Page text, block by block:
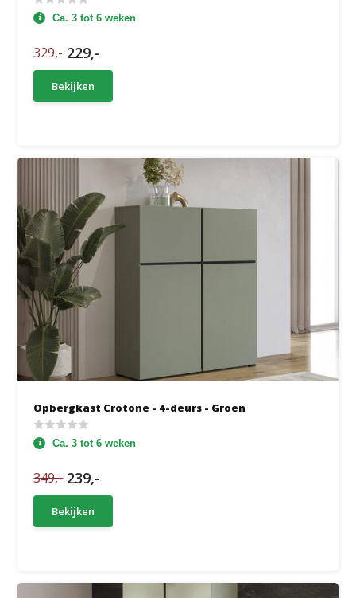
Ca. 3 tot 6 weken
329,- 229,-
Bekijken
Opbergkast Crotone - 4-deurs - Groen
Ca. 3 tot 6 weken
349,- 239,-
Bekijken